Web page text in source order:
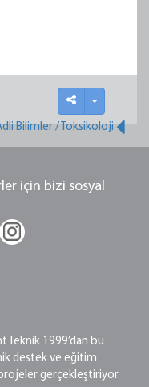
Bilimler / Toksikoloji
için bizi sosyal
1999’dan bu
destek ve eğitim
gerçekleştiriyor.